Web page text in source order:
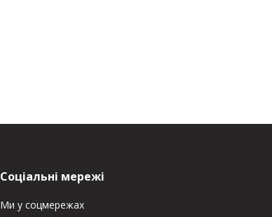
Соціальні мережі
Ми у соцмережах